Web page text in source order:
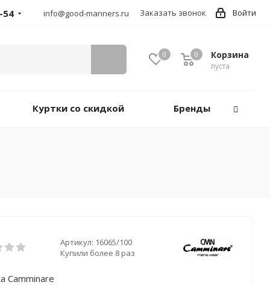
Войти
54 info@good-manners.ru Заказать звонок
0 Корзина
пуста
0
Куртки со скидкой Бренды
Артикул: 16065/100
Купили более 8 раз
Camminare